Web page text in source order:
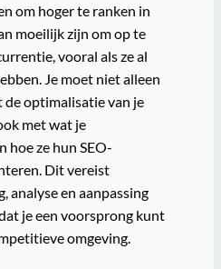
om hoger te ranken in
moeilijk zijn om op te
vooral als ze al
Je moet niet alleen
de optimalisatie van je
met wat je
hoe ze hun SEO-
Dit vereist
analyse en aanpassing
je een voorsprong kunt
omgeving.